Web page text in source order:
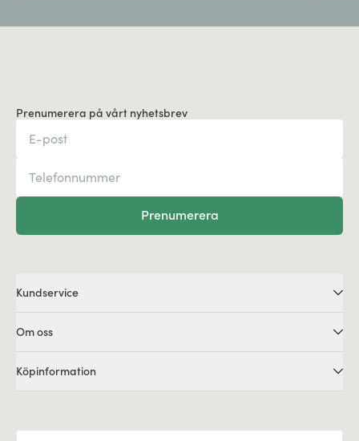
Prenumerera på vårt nyhetsbrev
Prenumerera
Kundservice
Om oss
Köpinformation